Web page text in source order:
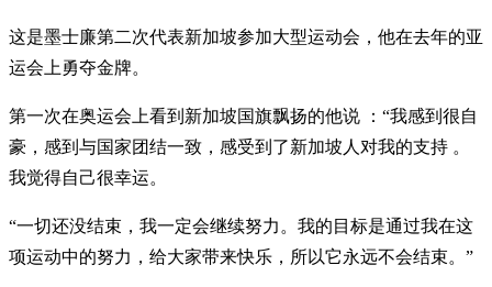
这是墨士廉第二次代表新加坡参加大型运动会，他在去年的亚
运会上勇夺金牌。
第一次在奥运会上看到新加坡国旗飘扬的他说 ：“我感到很自
豪，感到与国家团结一致，感受到了新加坡人对我的支持 。
我觉得自己很幸运。
“一切还没结束，我一定会继续努力。我的目标是通过我在这
项运动中的努力，给大家带来快乐，所以它永远不会结束。”